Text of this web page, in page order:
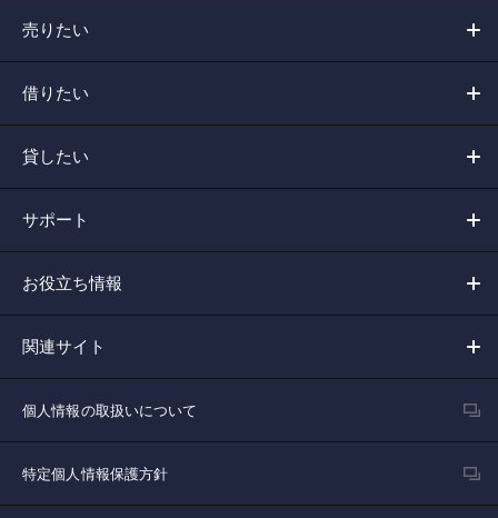
売りたい
借りたい
貸したい
サポート
お役立ち情報
関連サイト
個人情報の取扱いについて
特定個人情報保護方針